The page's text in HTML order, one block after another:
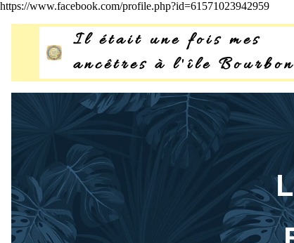
https://www.facebook.com/profile.php?id=61571023942959
Il était une fois mes
ancêtres à l'île Bourbon
Bourbon©